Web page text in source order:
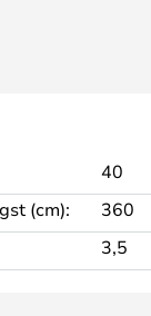
40
(cm):
360
3,5